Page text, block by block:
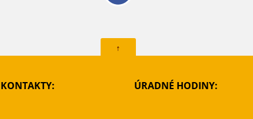
↑
KONTAKTY: ÚRADNÉ HODINY: